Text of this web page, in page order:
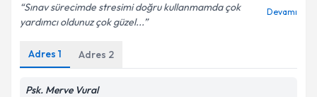
Kişisel verilerimin işlenmesine ilişkin
Metni'ni okudum ve kişisel verilerimin belirtilen
kapsamda işlenmesini kabul ediyorum.
Sınav sürecimde stresimi doğru kullanmamda çok
yardımcı oldunuz çok güzel...
Devamı
Adres 1 Adres 2
Psk. Merve Vural